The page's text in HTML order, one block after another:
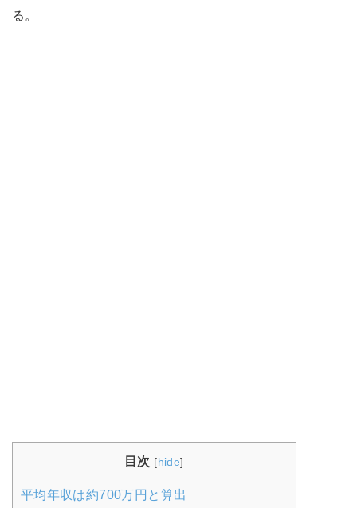
る。
目次 [hide]
平均年収は約700万円と算出